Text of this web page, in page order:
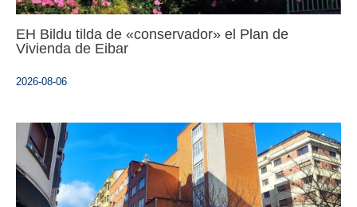
EH Bildu tilda de «conservador» el Plan de
Vivienda de Eibar
2026-08-06